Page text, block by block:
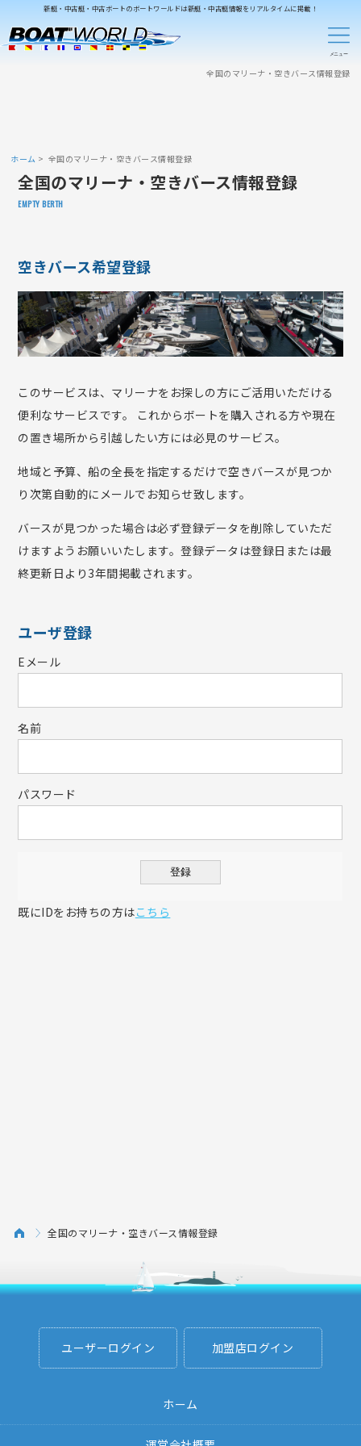
新艇・中古艇・中古ボートのボートワールドは新艇・中古艇情報をリアルタイムに掲載！
全国のマリーナ・空きバース情報登録
ホーム 全国のマリーナ・空きバース情報登録
全国のマリーナ・空きバース情報登録
EMPTY BERTH
空きバース希望登録
このサービスは、マリーナをお探しの方にご活用いただける
便利なサービスです。 これからボートを購入される方や現在
の置き場所から引越したい方には必見のサービス。
地域と予算、船の全長を指定するだけで空きバースが見つか
り次第自動的にメールでお知らせ致します。
バースが見つかった場合は必ず登録データを削除していただ
けますようお願いいたします。登録データは登録日または最
終更新日より3年間掲載されます。
ユーザ登録
Eメール
名前
パスワード
登録
既にIDをお持ちの方はこちら
全国のマリーナ・空きバース情報登録
ユーザーログイン 加盟店ログイン
ホーム